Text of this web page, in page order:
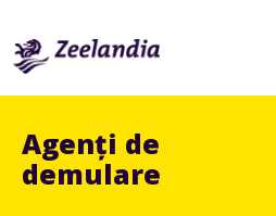
Agenți de
demulare